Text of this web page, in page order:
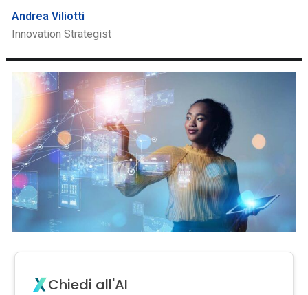
Andrea Viliotti
Innovation Strategist
Chiedi all'AI